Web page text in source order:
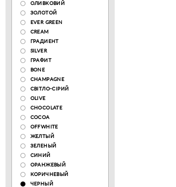
ОЛИВКОВИЙ
ЗОЛОТОЙ
EVER GREEN
CREAM
ГРАДИЕНТ
SILVER
ГРАФИТ
BONE
CHAMPAGNE
СВІТЛО-СІРИЙ
OLIVE
CHOCOLATE
COCOA
OFFWHITE
ЖЕЛТЫЙ
ЗЕЛЕНЫЙ
СИНИЙ
ОРАНЖЕВЫЙ
КОРИЧНЕВЫЙ
ЧЕРНЫЙ